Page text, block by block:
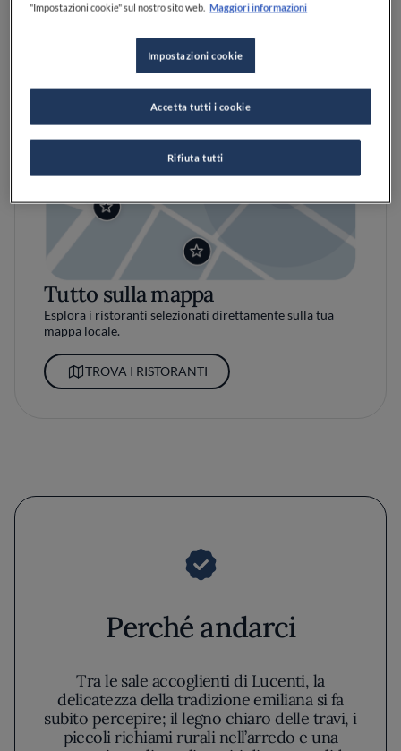
Tutto sulla mappa
Esplora i ristoranti selezionati direttamente sulla tua
mappa locale.
TROVA I RISTORANTI
Perché andarci
Tra le sale accoglienti di Lucenti, la
delicatezza della tradizione emiliana si fa
subito percepire; il legno chiaro delle travi, i
piccoli richiami rurali nell’arredo e una
"Impostazioni cookie" sul nostro sito web. Maggiori informazioni
Impostazioni cookie
Rifiuta tutti
Accetta tutti i cookie